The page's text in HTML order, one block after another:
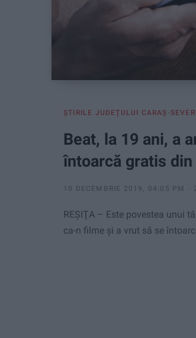
ŞTIRILE JUDEŢULUI CARAŞ-
Beat, la 19 ani, a
întoarcă gratis din
10 DECEMBRIE 2019, 04:05 PM
REŞIŢA – Este povestea unui
ca-n filme şi a vrut să se